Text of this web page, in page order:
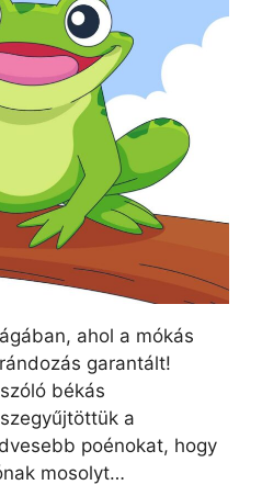
ahol a mókás
garantált!
békás
a
poénokat, hogy
mosolyt…